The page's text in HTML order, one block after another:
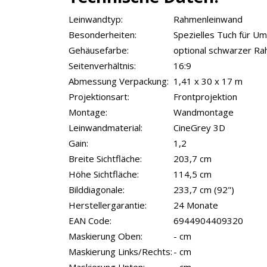
Leinwandtyp:
Rahmenleinwand
Besonderheiten:
Spezielles Tuch für
Gehäusefarbe:
optional schwarzer
Seitenverhältnis:
16:9
Abmessung Verpackung: 1,41 x 30 x 17 m
Projektionsart:
Frontprojektion
Montage:
Wandmontage
Leinwandmaterial:
CineGrey 3D
Gain:
1,2
Breite Sichtfläche:
203,7 cm
Höhe Sichtfläche:
114,5 cm
Bilddiagonale:
233,7 cm (92")
Herstellergarantie:
24 Monate
EAN Code:
6944904409320
Maskierung Oben:
- cm
Maskierung Links/Rechts: - cm